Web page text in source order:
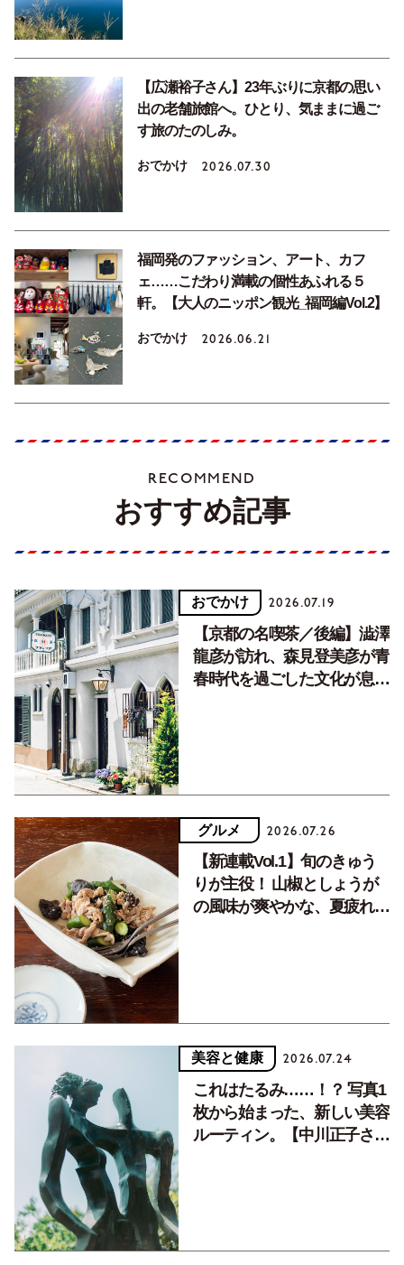
【広瀬裕子さん】23年ぶりに京都の思い
出の老舗旅館へ。ひとり、気ままに過ご
す旅のたのしみ。
おでかけ 2026.07.30
福岡発のファッション、アート、カフ
ェ……こだわり満載の個性あふれる５
軒。【大人のニッポン観光_福岡編Vol.2】
おでかけ 2026.06.21
RECOMMEND
おすすめ記事
おでかけ 2026.07.19
【京都の名喫茶／後編】澁澤
龍彦が訪れ、森見登美彦が青
春時代を過ごした文化が息づ
グルメ 2026.07.26
【新連載Vol.1】旬のきゅう
りが主役！ 山椒としょうが
の風味が爽やかな、夏疲れを
美容と健康 2026.07.24
これはたるみ……！？ 写真1
枚から始まった、新しい美容
ルーティン。【中川正子さん